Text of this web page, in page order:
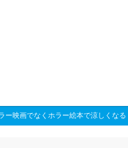
ー映画でなくホラー絵本で涼しくなる